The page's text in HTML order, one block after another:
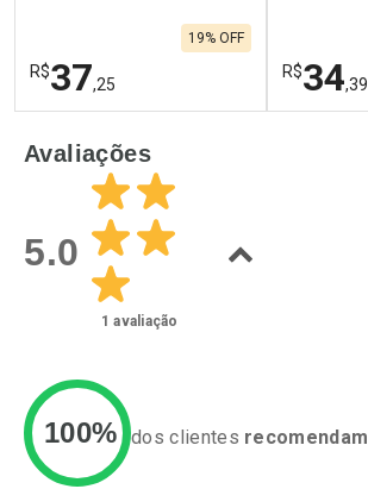
R$37,25
19% OFF
Laboratório
Por Menos
R$34,39
Avaliações
5.0
1 avaliação
100% dos clientes recomendam